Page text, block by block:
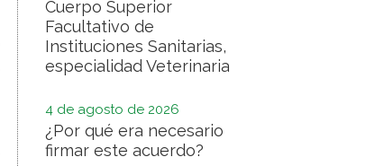
Cuerpo Superior
Facultativo de
Instituciones Sanitarias,
especialidad Veterinaria
4 de agosto de 2026
¿Por qué era necesario
firmar este acuerdo?